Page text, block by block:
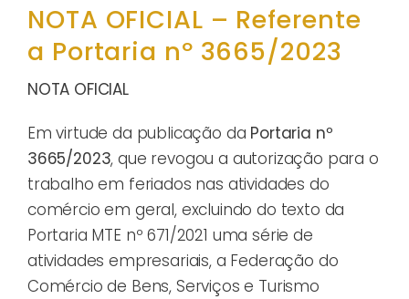
NOTA OFICIAL – Referente
a Portaria nº 3665/2023
NOTA OFICIAL
Em virtude da publicação da Portaria nº
3665/2023, que revogou a autorização para o
trabalho em feriados nas atividades do
comércio em geral, excluindo do texto da
Portaria MTE nº 671/2021 uma série de
atividades empresariais, a Federação do
Comércio de Bens, Serviços e Turismo